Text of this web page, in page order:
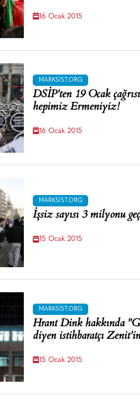
16 Ocak 2015
MARKSIST.ORG
DSİP'ten 19 Ocak
hepimiz Ermeniyiz!
16 Ocak 2015
MARKSIST.ORG
İşsiz sayısı 3 milyonu
15 Ocak 2015
MARKSIST.ORG
Hrant Dink hakkında
diyen istihbaratçı
15 Ocak 2015